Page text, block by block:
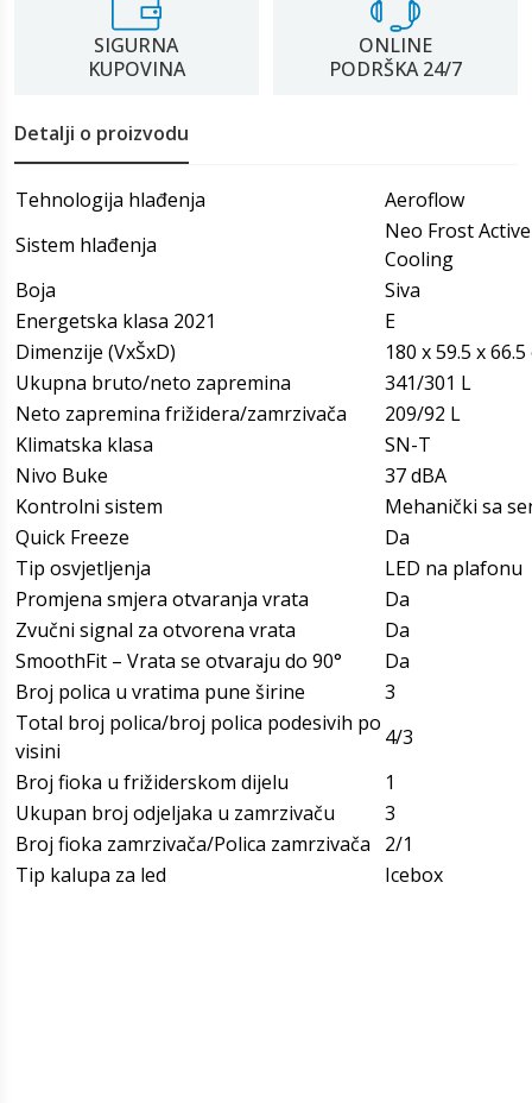
SIGURNA
KUPOVINA
ONLINE
PODRŠKA 24/7
Detalji o proizvodu
Tehnologija hlađenja
Aeroflow
Sistem hlađenja
Neo Frost
Cooling
Boja
Siva
Energetska klasa 2021
E
Dimenzije (VxŠxD)
180 x 59.5 x 66.5
Ukupna bruto/neto zapremina
341/301 L
Neto zapremina frižidera/zamrzivača
209/92 L
Klimatska klasa
SN-T
Nivo Buke
37 dBA
Kontrolni sistem
Mehanički sa
Quick Freeze
Da
Tip osvjetljenja
LED na plafonu
Promjena smjera otvaranja vrata
Da
Zvučni signal za otvorena vrata
Da
SmoothFit – Vrata se otvaraju do 90°
Da
Broj polica u vratima pune širine
3
Total broj polica/broj polica podesivih po
visini
4/3
Broj fioka u frižiderskom dijelu
1
Ukupan broj odjeljaka u zamrzivaču
3
Broj fioka zamrzivača/Polica zamrzivača
2/1
Tip kalupa za led
Icebox